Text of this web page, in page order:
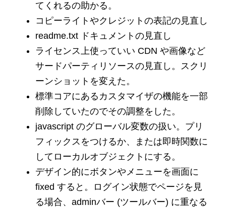
てくれるの助かる。
コピーライトやクレジットの表記の見直し
readme.txt ドキュメントの見直し
ライセンス上使っていい CDN や画像など
サードパーティリソースの見直し。スクリ
ーンショットを変えた。
標準コアにあるカスタマイザの機能を一部
削除していたのでその調整をした。
javascript のグローバル変数の扱い。プリ
フィックスをつけるか、または即時関数に
してローカルオブジェクトにする。
デザイン的にボタンやメニューを画面に
fixed すると。ログイン状態でページを見
る場合、adminバー (ツールバー) に重なる